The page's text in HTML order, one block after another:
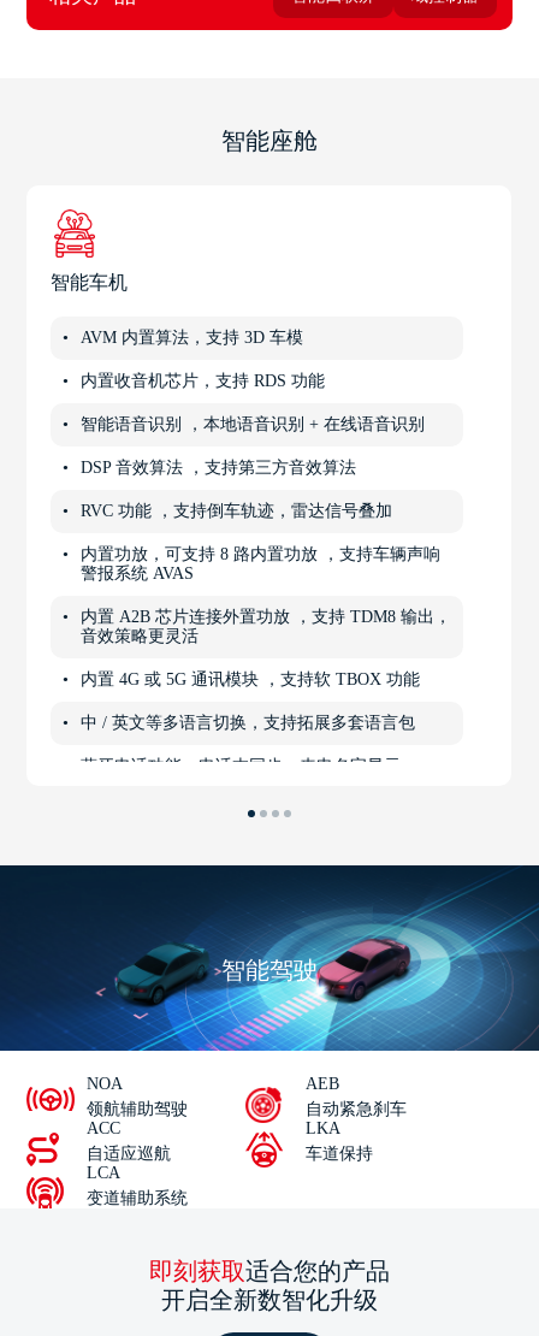
智能座舱
智能车机
AVM 内置算法，支持 3D 车模
内置收音机芯片，支持 RDS 功能
智能语音识别 ，本地语音识别 + 在线语音识别
DSP 音效算法 ，支持第三方音效算法
RVC 功能 ，支持倒车轨迹，雷达信号叠加
内置功放，可支持 8 路内置功放 ，支持车辆声响
警报系统 AVAS
内置 A2B 芯片连接外置功放 ，支持 TDM8 输出，
音效策略更灵活
内置 4G 或 5G 通讯模块 ，支持软 TBOX 功能
中 / 英文等多语言切换，支持拓展多套语言包
蓝牙电话功能，电话本同步、来电名字显示
智能驾驶
NOA
领航辅助驾驶
AEB
自动紧急刹车
ACC
自适应巡航
LKA
车道保持
LCA
变道辅助系统
即刻获取适合您的产品
开启全新数智化升级